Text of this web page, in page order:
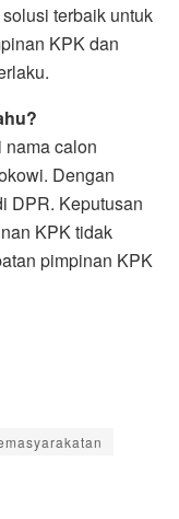
terbaik untuk
KPK dan
nama calon
Dengan
DPR. Keputusan
KPK tidak
pimpinan KPK